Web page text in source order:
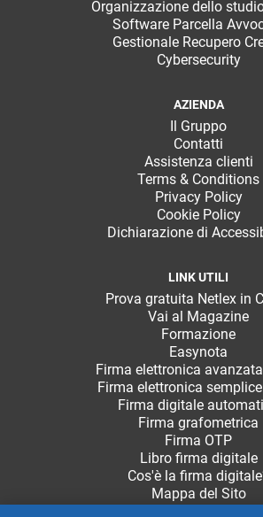
Organizzazione dello
Software Parcella
Gestionale Recupero
Cybersecurity
AZIENDA
Il Gruppo
Contatti
Assistenza clienti
Terms & Conditions
Privacy Policy
Cookie Policy
Dichiarazione di
LINK UTILI
Prova gratuita Netlex in
Vai al Magazine
Formazione
Easynota
Firma elettronica
Firma elettronica semplice
Firma digitale
Firma grafometrica
Firma OTP
Libro firma digitale
Cos'è la firma
Mappa del Sito